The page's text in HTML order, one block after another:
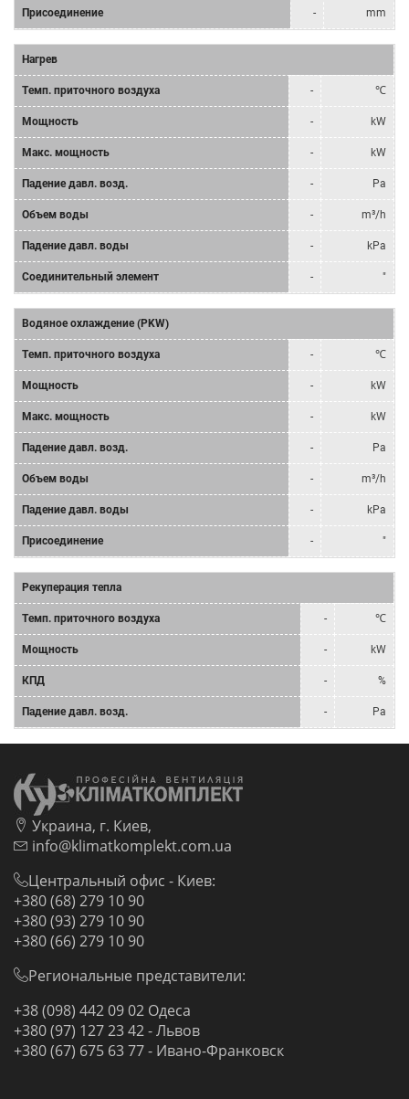
Присоединение - mm
Нагрев
Tемп. приточного воздуха - ℃
Мощность - kW
Mакс. мощность - kW
Падение давл. возд. - Pa
Объем воды - m³/h
Падение давл. воды - kPa
Соединительный элемент - "
Водяное охлаждение (PKW)
Tемп. приточного воздуха - ℃
Мощность - kW
Mакс. мощность - kW
Падение давл. возд. - Pa
Объем воды - m³/h
Падение давл. воды - kPa
Присоединение - "
Рекуперация тепла
Tемп. приточного воздуха - ℃
Мощность - kW
КПД - %
Падение давл. возд. - Pa
Украина, г. Киев,
info@klimatkomplekt.com.ua
Центральный офис - Киев:
+380 (68) 279 10 90
+380 (93) 279 10 90
+380 (66) 279 10 90
Региональные представители:
+38 (098) 442 09 02 Одеса
+380 (97) 127 23 42 - Львов
+380 (67) 675 63 77 - Ивано-Франковск